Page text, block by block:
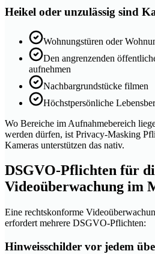
Heikel oder unzulässig sind
Wohnungstüren oder
Den angrenzenden
aufnehmen
Nachbargrundstücke filmen
Höchstpersönliche
Wo Bereiche im Aufnahmebereich
werden dürfen, ist Privacy-Masking
Kameras unterstützen das nativ.
DSGVO-Pflichten für
Videoüberwachung im
Eine rechtskonforme
erfordert mehrere DSGVO-Pflichten:
Hinweisschilder vor jedem